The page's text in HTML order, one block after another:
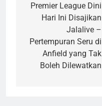
Premier League Dini
Hari Ini Disajikan
Jalalive –
Pertempuran Seru di
Anfield yang Tak
Boleh Dilewatkan